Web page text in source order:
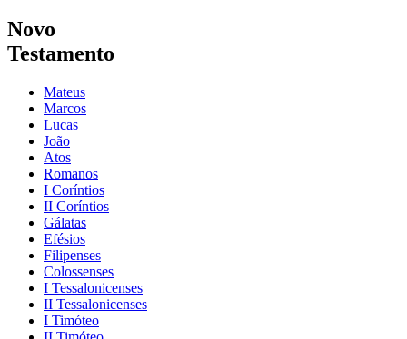
Novo
Testamento
Mateus
Marcos
Lucas
João
Atos
Romanos
I Coríntios
II Coríntios
Gálatas
Efésios
Filipenses
Colossenses
I Tessalonicenses
II Tessalonicenses
I Timóteo